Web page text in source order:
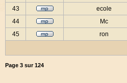
43
ecole
44
Mc
45
ron
Page 3 sur124